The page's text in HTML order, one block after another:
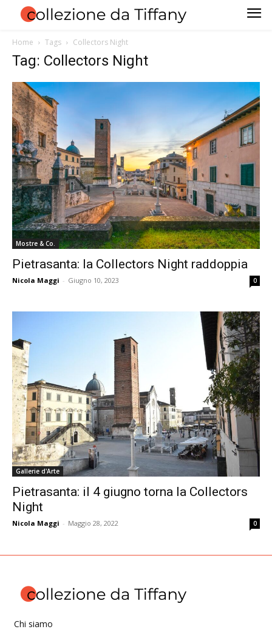
Home Tags Collectors Night
Tag: Collectors Night
Mostre & Co.
Pietrasanta: la Collectors Night raddoppia
Nicola Maggi - Giugno 10, 2023 0
Gallerie d'Arte
Pietrasanta: il 4 giugno torna la Collectors
Night
Nicola Maggi - Maggio 28, 2022 0
Chi siamo